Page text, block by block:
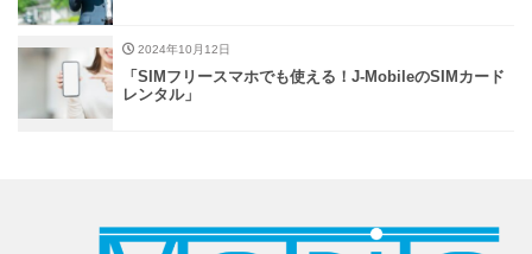
2024年10月12日
「SIMフリースマホでも使える！J-MobileのSIMカード
レンタル」